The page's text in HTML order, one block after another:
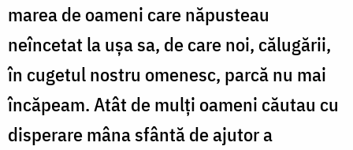
marea de oameni care năpusteau
neîncetat la ușa sa, de care noi, călugării,
în cugetul nostru omenesc, parcă nu mai
încăpeam. Atât de mulți oameni căutau cu
disperare mâna sfântă de ajutor a